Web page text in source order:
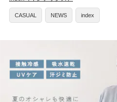
CASUAL NEWS index